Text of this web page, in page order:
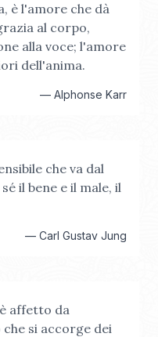
è l'amore che dà
al corpo,
alla voce; l'amore
dell'anima.
— Alphonse Karr
che va dal
il bene e il male, il
— Carl Gustav Jung
affetto da
si accorge dei